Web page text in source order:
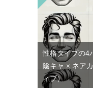
性格タイプの4
陰キャ × ネア
ィブ）